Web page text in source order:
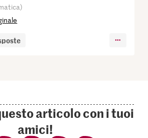
articolo con i tuoi
amici!